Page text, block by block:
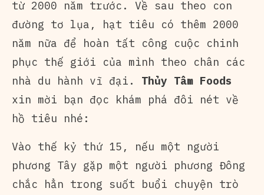
từ 2000 năm trước. Về sau theo con
đường tơ lụa, hạt tiêu có thêm 2000
năm nữa để hoàn tất công cuộc chinh
phục thế giới của mình theo chân các
nhà du hành vĩ đại. Thủy Tâm Foods
xin mời bạn đọc khám phá đôi nét về
hồ tiêu nhé:
Vào thế kỷ thứ 15, nếu một người
phương Tây gặp một người phương Đông
chắc hẳn trong suốt buổi chuyện trò